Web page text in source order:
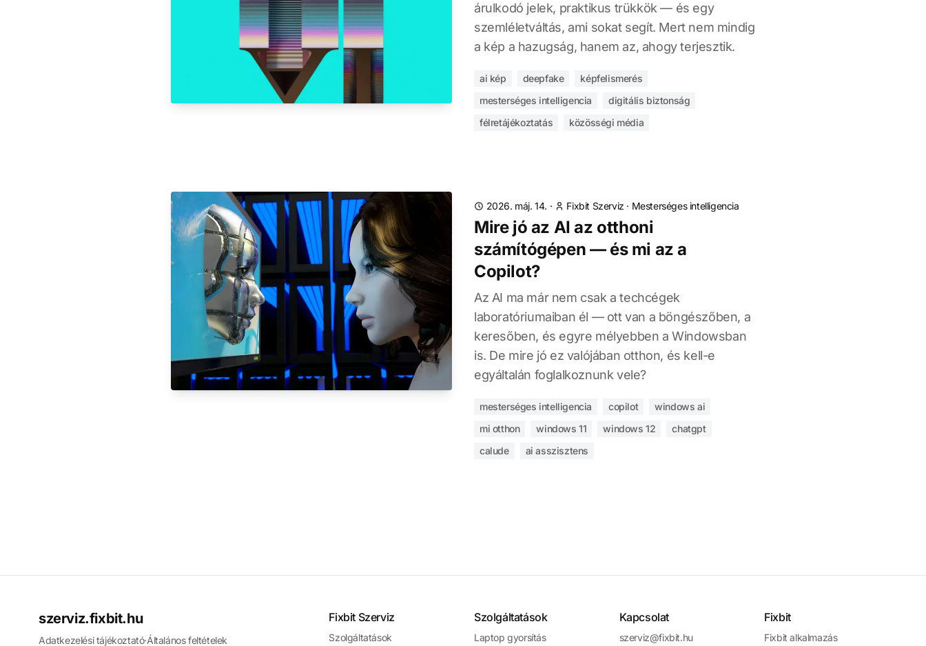
árulkodó jelek, praktikus trükkök — és egy
szemléletváltás, ami sokat segít. Mert nem mindig
a kép a hazugság, hanem az, ahogy terjesztik.
ai kép deepfake
képfelismerés
mesterséges intelligencia
digitális biztonság
félretájékoztatás
közösségi média
2026. máj. 14. · Fixbit Szerviz · Mesterséges intelligencia
Mire jó az AI az otthoni
számítógépen — és mi az a
Copilot?
Az AI ma már nem csak a techcégek
laboratóriumaiban él — ott van a böngészőben, a
keresőben, és egyre mélyebben a Windowsban
is. De mire jó ez valójában otthon, és kell-e
egyáltalán foglalkoznunk vele?
mesterséges intelligencia copilot
windows ai
mi otthon
windows 11 windows 12
chatgpt
calude
ai asszisztens
szerviz.fixbit.hu
Adatkezelési tájékoztató·Általános feltételek
Fixbit Szerviz
Szolgáltatások
Szolgáltatások
Laptop gyorsítás
Kapcsolat
szerviz@fixbit.hu
Fixbit
Fixbit alkalmazás